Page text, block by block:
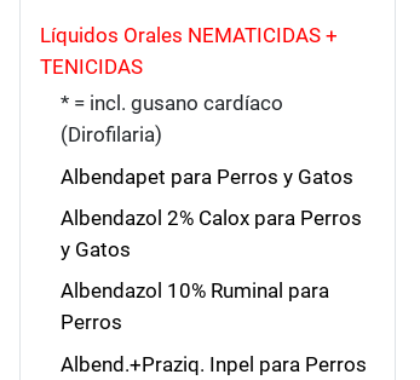
Líquidos Orales NEMATICIDAS +
TENICIDAS
* = incl. gusano cardíaco
(Dirofilaria)
Albendapet para Perros y Gatos
Albendazol 2% Calox para Perros
y Gatos
Albendazol 10% Ruminal para
Perros
Albend.+Praziq. Inpel para Perros